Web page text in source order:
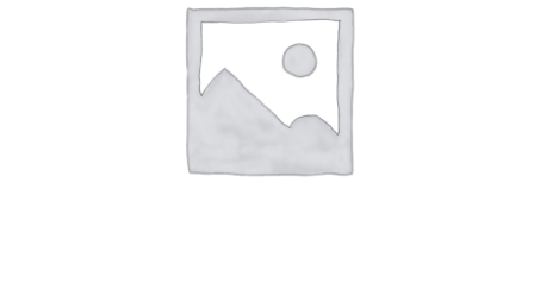
Geschäftsbedingungen